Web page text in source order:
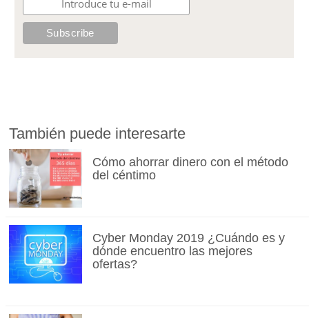
También puede interesarte
Cómo ahorrar dinero con el método
del céntimo
Cyber Monday 2019 ¿Cuándo es y
dónde encuentro las mejores
ofertas?